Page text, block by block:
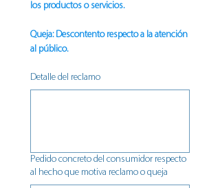
los productos o servicios.
Queja: Descontento respecto a la atención
al público.
Detalle del reclamo
Pedido concreto del consumidor respecto
al hecho que motiva reclamo o queja